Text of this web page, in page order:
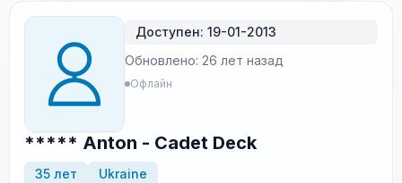
Доступен: 19-01-2013
Обновлено: 26 лет назад
Офлайн
***** Anton - Cadet Deck
35 лет Ukraine